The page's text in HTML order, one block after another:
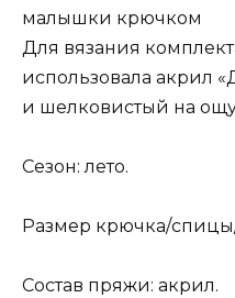
малышки крючком
Для вязания
использовала акрил
и шелковистый на
Сезон: лето.
Размер крючка/
Состав пряжи: акрил.